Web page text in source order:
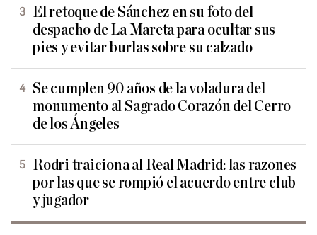
El retoque de Sánchez en su foto del
despacho de La Mareta para ocultar sus
pies y evitar burlas sobre su calzado
Se cumplen 90 años de la voladura del
monumento al Sagrado Corazón del Cerro
de los Ángeles
Rodri traiciona al Real Madrid: las razones
por las que se rompió el acuerdo entre club
y jugador